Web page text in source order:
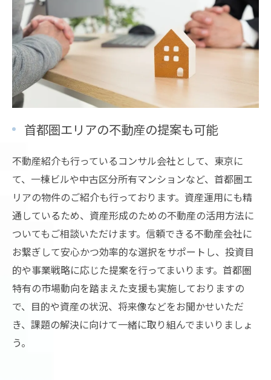
首都圏エリアの不動産の提案も可能
不動産紹介も行っているコンサル会社として、東京に
て、一棟ビルや中古区分所有マンションなど、首都圏エ
リアの物件のご紹介も行っております。資産運用にも精
通しているため、資産形成のための不動産の活用方法に
ついてもご相談いただけます。信頼できる不動産会社に
お繋ぎして安心かつ効率的な選択をサポートし、投資目
的や事業戦略に応じた提案を行ってまいります。首都圏
特有の市場動向を踏まえた支援も実施しておりますの
で、目的や資産の状況、将来像などをお聞かせいただ
き、課題の解決に向けて一緒に取り組んでまいりましょ
う。